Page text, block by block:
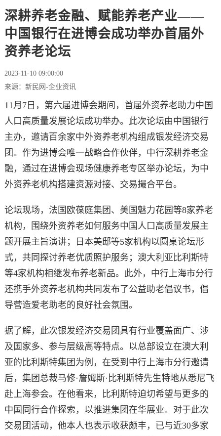
深耕养老金融、赋能养老产业——
中国银行在进博会成功举办首届外
资养老论坛
2023-11-10 09:00:00
来源：新民网-企业资讯
11月7日，第六届进博会期间，首届外资养老助力中国
人口高质量发展论坛成功举办。此次论坛由中国银行
主办，邀请百余家中外资养老机构组成银发经济交易
团。作为进博会唯一战略合作伙伴，中行深耕养老金
融，通过在进博会现场健康养老专区举办论坛，为中
外资养老机构搭建资源对接、交易撮合平台。
论坛现场，法国欧葆庭集团、美国魅力花园等8家养老
机构，围绕外资养老如何服务中国人口高质量发展主
题开展主旨演讲；日本美邸等5家机构以圆桌论坛形
式，共同探讨养老优质照护服务；澳大利亚比利斯特
等4家机构相继发布养老新品。此外，中行上海市分行
还携手外资养老机构共同发布了公益助老倡议书，倡
导营造爱老助老的良好社会氛围。
据了解，此次银发经济交易团具有行业覆盖面广、涉
及国家多、参与层级高等特点。以总部设立在澳大利
亚的比利斯特集团为例，在受到中行上海市分行邀请
后，集团总裁马修·詹姆斯·比利斯特先生特地从悉尼飞
赴上海参会。在他看来，比利斯特迫切希望与更多的
中国同行合作探索，以推进集团在华展业。对于此次
交易团活动，他本人也表示收获颇丰，已与近30多家